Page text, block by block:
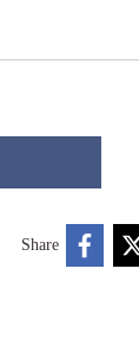
Share